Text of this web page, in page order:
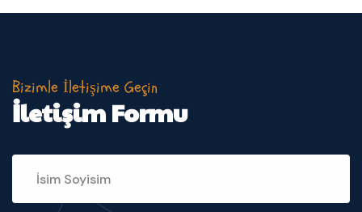
Bizimle İletişime Geçin
İletişim Formu